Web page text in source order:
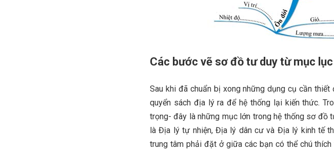
Các bước vẽ sơ đồ tư duy từ mục lục
Sau khi đã chuẩn bị xong những dụng cụ cần
quyển sách địa lý ra để hệ thống lại kiến thức.
trọng- đây là những mục lớn trong hệ thống sơ đồ
là Địa lý tự nhiện, Địa lý dân cư và Địa lý kinh tế
trung tâm phải đặt ở giữa các bạn có thể chú